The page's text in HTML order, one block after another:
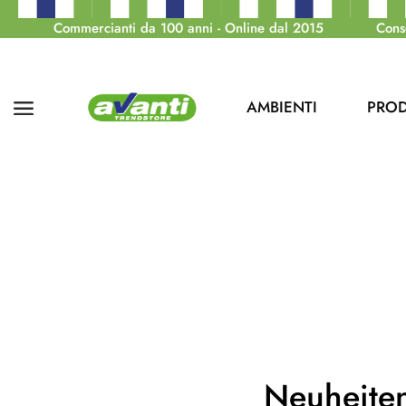
Commercianti da 100 anni - Online dal 2015
AMBIENTI